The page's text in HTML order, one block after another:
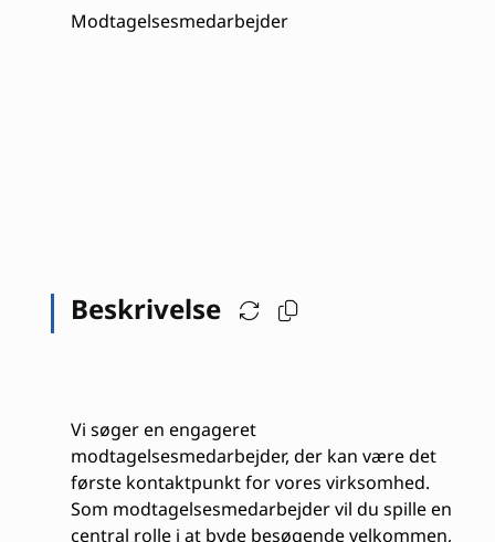
Modtagelsesmedarbejder
Beskrivelse
Vi søger en engageret
modtagelsesmedarbejder, der kan være det
første kontaktpunkt for vores virksomhed.
Som modtagelsesmedarbejder vil du spille en
central rolle i at byde besøgende velkommen,